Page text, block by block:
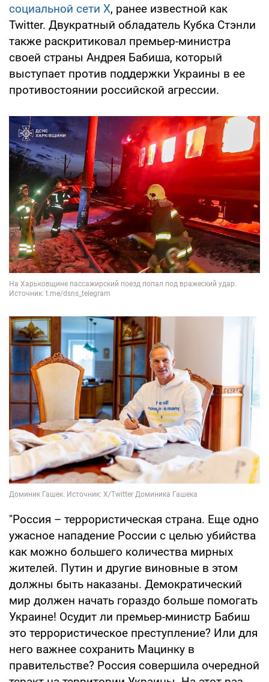
социальной сети Х, ранее известной как
Twitter. Двукратный обладатель Кубка Стэнли
также раскритиковал премьер-министра
своей страны Андрея Бабиша, который
выступает против поддержки Украины в ее
противостоянии российской агрессии.
"Россия – террористическая страна. Еще одно
ужасное нападение России с целью убийства
как можно большего количества мирных
жителей. Путин и другие виновные в этом
должны быть наказаны. Демократический
мир должен начать гораздо больше помогать
Украине! Осудит ли премьер-министр Бабиш
это террористическое преступление? Или для
него важнее сохранить Мацинку в
правительстве? Россия совершила очередной